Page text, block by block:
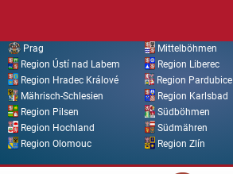
Prag
Mittelböhmen
Region Ústí nad Labem
Region Liberec
Region Hradec Králové
Region Pardubice
Mährisch-Schlesien
Region Karlsbad
Region Pilsen
Südböhmen
Region Hochland
Südmähren
Region Olomouc
Region Zlín